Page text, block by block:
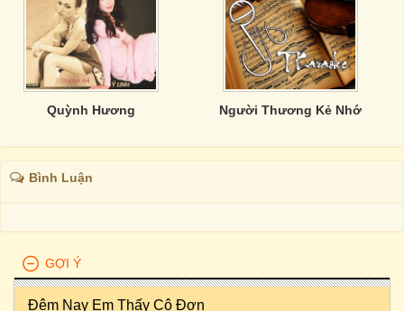
Quỳnh Hương Người Thương Kẻ Nhớ
Bình Luận
GỢI Ý
Đêm Nay Em Thấy Cô Đơn